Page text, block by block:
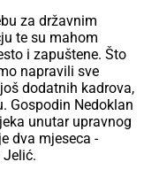
za državnim
te su mahom
i zapuštene. Što
napravili sve
dodatnih kadrova,
Gospodin Nedoklan
unutar upravnog
dva mjeseca -
Jelić.